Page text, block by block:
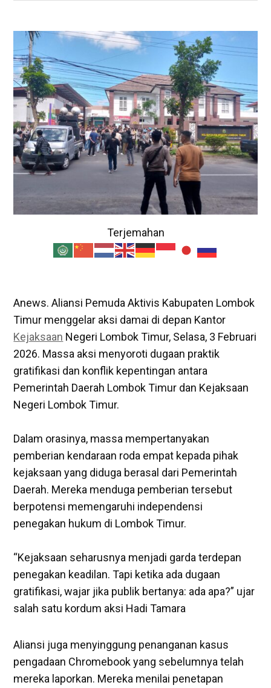
Terjemahan
Anews. Aliansi Pemuda Aktivis Kabupaten Lombok
Timur menggelar aksi damai di depan Kantor
Kejaksaan Negeri Lombok Timur, Selasa, 3 Februari
2026. Massa aksi menyoroti dugaan praktik
gratifikasi dan konflik kepentingan antara
Pemerintah Daerah Lombok Timur dan Kejaksaan
Negeri Lombok Timur.
‎Dalam orasinya, massa mempertanyakan
pemberian kendaraan roda empat kepada pihak
kejaksaan yang diduga berasal dari Pemerintah
Daerah. Mereka menduga pemberian tersebut
berpotensi memengaruhi independensi
penegakan hukum di Lombok Timur.
“Kejaksaan seharusnya menjadi garda terdepan
penegakan keadilan. Tapi ketika ada dugaan
gratifikasi, wajar jika publik bertanya: ada apa?” ujar
salah satu kordum aksi Hadi Tamara
‎Aliansi juga menyinggung penanganan kasus
pengadaan Chromebook yang sebelumnya telah
mereka laporkan. Mereka menilai penetapan